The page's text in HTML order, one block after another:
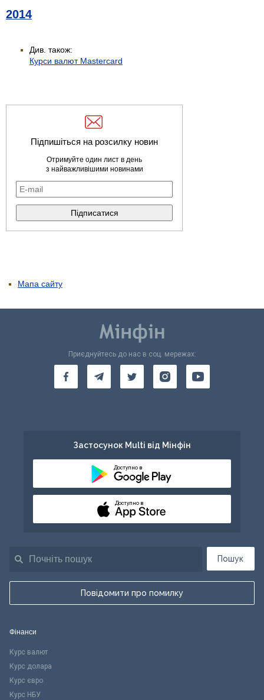
2014
Див. також:
Курси валют Mastercard
Підпишіться на розсилку новин
Отримуйте один лист в день
з найважливішими новинами
Мапа сайту
Пошук
Повідомити про помилку
Приєднуйтесь до нас в соц. мережах:
Застосунок Multi від Мінфін
Доступно в
Доступно в
Фінанси
Курс валют
Курс долара
Курс євро
Курс НБУ